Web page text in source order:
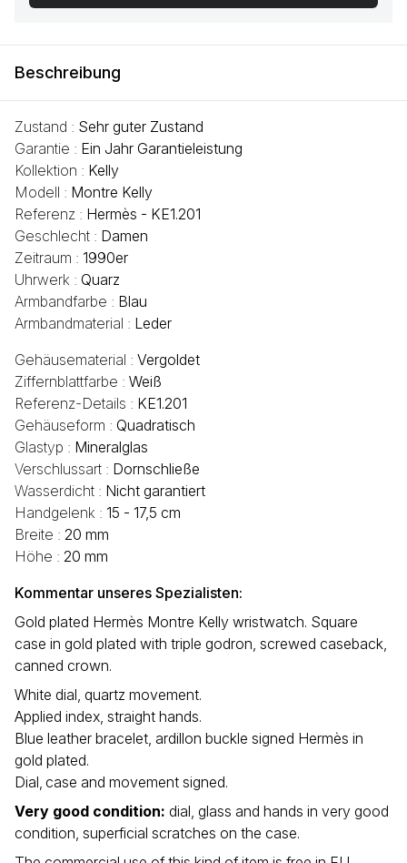
Beschreibung
Zustand : Sehr guter Zustand
Garantie : Ein Jahr Garantieleistung
Kollektion : Kelly
Modell : Montre Kelly
Referenz : Hermès - KE1.201
Geschlecht : Damen
Zeitraum : 1990er
Uhrwerk : Quarz
Armbandfarbe : Blau
Armbandmaterial : Leder
Gehäusematerial : Vergoldet
Ziffernblattfarbe : Weiß
Referenz-Details : KE1.201
Gehäuseform : Quadratisch
Glastyp : Mineralglas
Verschlussart : Dornschließe
Wasserdicht : Nicht garantiert
Handgelenk : 15 - 17,5 cm
Breite : 20 mm
Höhe : 20 mm
Kommentar unseres Spezialisten:
Gold plated Hermès Montre Kelly wristwatch. Square
case in gold plated with triple godron, screwed caseback,
canned crown.
White dial, quartz movement.
Applied index, straight hands.
Blue leather bracelet, ardillon buckle signed Hermès in
gold plated.
Dial‚ case and movement signed.
Very good condition: dial, glass and hands in very good
condition, superficial scratches on the case.